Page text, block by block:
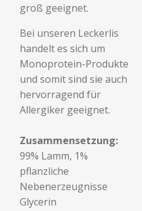
groß geeignet.
Bei unseren Leckerlis
handelt es sich um
Monoprotein-Produkte
und somit sind sie auch
hervorragend für
Allergiker geeignet.
Zusammensetzung:
99% Lamm, 1%
pflanzliche
Nebenerzeugnisse
Glycerin